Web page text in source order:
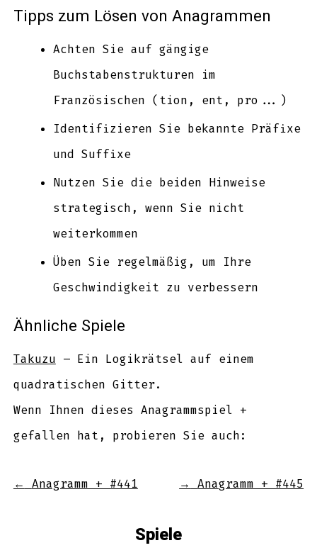
Tipps zum Lösen von Anagrammen
Achten Sie auf gängige
Buchstabenstrukturen im
Französischen (tion, ent, pro...)
Identifizieren Sie bekannte Präfixe
und Suffixe
Nutzen Sie die beiden Hinweise
strategisch, wenn Sie nicht
weiterkommen
Üben Sie regelmäßig, um Ihre
Geschwindigkeit zu verbessern
Ähnliche Spiele
Takuzu – Ein Logikrätsel auf einem
quadratischen Gitter.
Wenn Ihnen dieses Anagrammspiel +
gefallen hat, probieren Sie auch:
← Anagramm + #441 → Anagramm + #445
Spiele